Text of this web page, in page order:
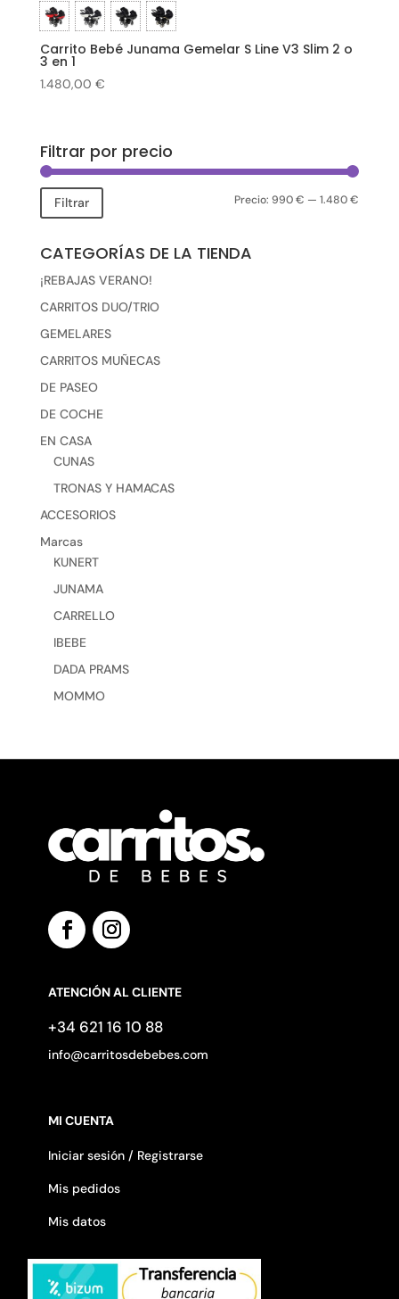
Carrito Bebé Junama Gemelar S Line V3 Slim 2 o
3 en 1
1.480,00 €
Filtrar por precio
Filtrar Precio:990 € —1.480 €
CATEGORÍAS DE LA TIENDA
¡REBAJAS VERANO!
CARRITOS DUO/TRIO
GEMELARES
CARRITOS MUÑECAS
DE PASEO
DE COCHE
EN CASA
CUNAS
TRONAS Y HAMACAS
ACCESORIOS
Marcas
KUNERT
JUNAMA
CARRELLO
IBEBE
DADA PRAMS
MOMMO
ATENCIÓN AL CLIENTE
+34 621 16 10 88
info@carritosdebebes.com
MI CUENTA
Iniciar sesión / Registrarse
Mis pedidos
Mis datos